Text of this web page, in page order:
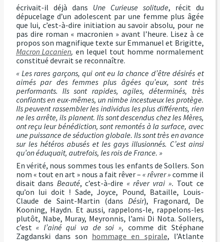
écrivait-il déjà dans Une Curieuse solitude, récit du
dépucelage d’un adolescent par une femme plus âgée
que lui, c’est-à-dire initiation au savoir absolu, pour ne
pas dire roman « macronien » avant l’heure. Lisez à ce
propos son magnifique texte sur Emmanuel et Brigitte,
Macron Lacanien,en lequel tout homme normalement
constitué devrait se reconnaître.
« Les rares garçons, qui ont eu la chance d’être désirés et
aimés par des femmes plus âgées qu’eux, sont très
performants. Ils sont rapides, agiles, déterminés, très
confiants en eux-mêmes, un nimbe incestueux les protège.
Ils peuvent rassembler les individus les plus différents, rien
ne les arrête, ils planent. Ils sont descendus chez les Mères,
ont reçu leur bénédiction, sont remontés à la surface, avec
une puissance de séduction globale. Ils sont très en avance
sur les hétéros abusés et les gays illusionnés. C’est ainsi
qu’on éduquait, autrefois, les rois de France. »
En vérité, nous sommes tous les enfants de Sollers. Son
nom « tout en art » nous a fait rêver – « rêvrer » comme il
disait dans Beauté, c’est-à-dire « rêver vrai ». Tout ce
qu’on lui doit ! Sade, Joyce, Pound, Bataille, Louis-
Claude de Saint-Martin (dans Désir), Fragonard, De
Kooning, Haydn. Et aussi, rappelons-le, rappelons-les
plutôt, Nabe, Muray, Meyronnis, l’ami Di Nota. Sollers,
c’est« l’ainé qui va de soi », comme dit Stéphane
Zagdanski dans son hommage en spirale, l’Atlante